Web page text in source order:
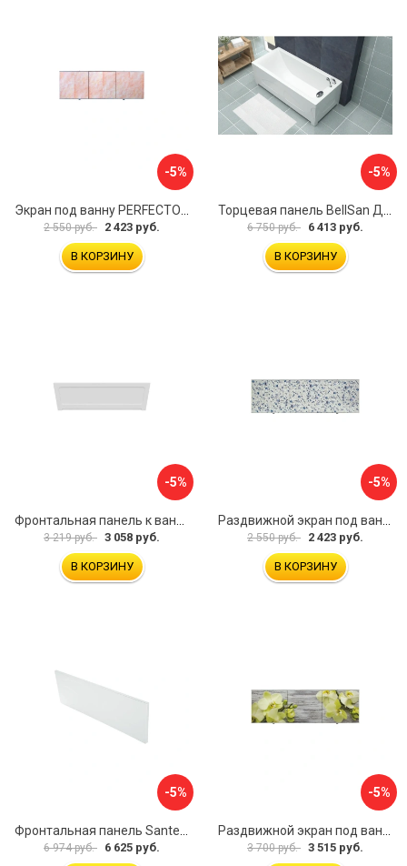
-5%
Экран под ванну PERFECTO LINEA 36-000157
2 550 руб. 2 423 руб.
В КОРЗИНУ
-5%
Торцевая панель BellSan Даниелла 4627171531049
6 750 руб. 6 413 руб.
В КОРЗИНУ
-5%
3 219 руб. 3 058 руб.
В КОРЗИНУ
-5%
2 550 руб. 2 423 руб.
В КОРЗИНУ
-5%
6 974 руб. 6 625 руб.
-5%
3 700 руб. 3 515 руб.